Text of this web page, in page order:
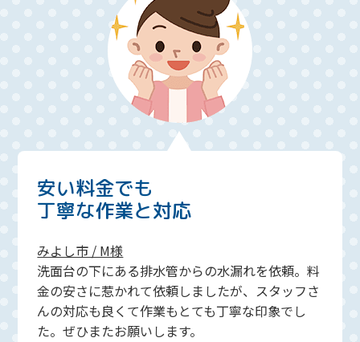
安い料金でも
丁寧な作業と対応
みよし市 / M様
洗面台の下にある排水管からの水漏れを依頼。料
金の安さに惹かれて依頼しましたが、スタッフさ
んの対応も良くて作業もとても丁寧な印象でし
た。ぜひまたお願いします。